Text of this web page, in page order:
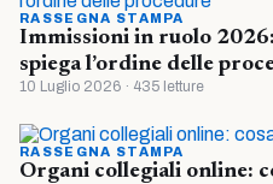
RASSEGNA STAMPA
Immissioni in ruolo 2026:
spiega l’ordine delle
10 Luglio 2026 · 435 letture
RASSEGNA STAMPA
Organi collegiali online: